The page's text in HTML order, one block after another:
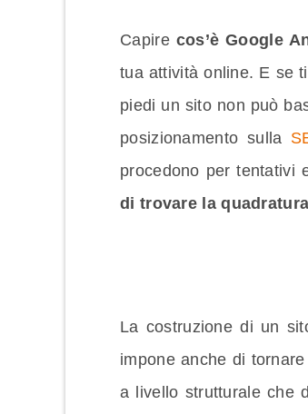
Capire cos’è Google
tua attività online. E se
piedi un sito non può
posizionamento sulla
procedono per tentativi
di trovare la
La costruzione di un
impone anche di
a livello strutturale che